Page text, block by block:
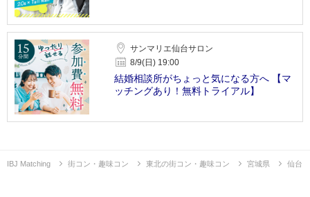
サンマリエ仙台サロン
8/9(日) 19:00
結婚相談所がちょっと気になる方へ 【マ
ッチングあり！無料トライアル】
IBJ Matching 街コン・趣味コン 東北の街コン・趣味コン 宮城県 仙台